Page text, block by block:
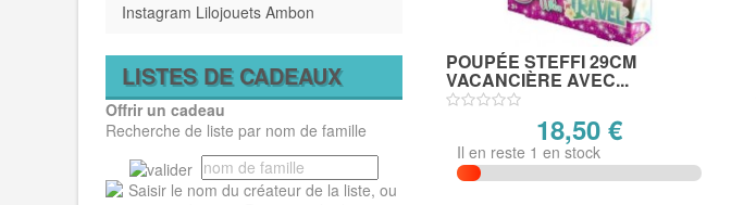
Instagram Lilojouets Ambon
LISTES DE CADEAUX
Offrir un cadeau
Recherche de liste par nom de famille
POUPÉE STEFFI 29CM
VACANCIÈRE AVEC...
18,50 €
Il en reste 1 en stock